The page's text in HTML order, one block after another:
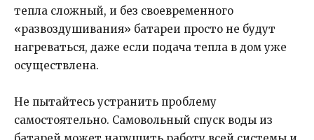
тепла сложный, и без своевременного
«развоздушивания» батареи просто не будут
нагреваться, даже если подача тепла в дом уже
осуществлена.
Не пытайтесь устранить проблему
самостоятельно. Самовольный спуск воды из